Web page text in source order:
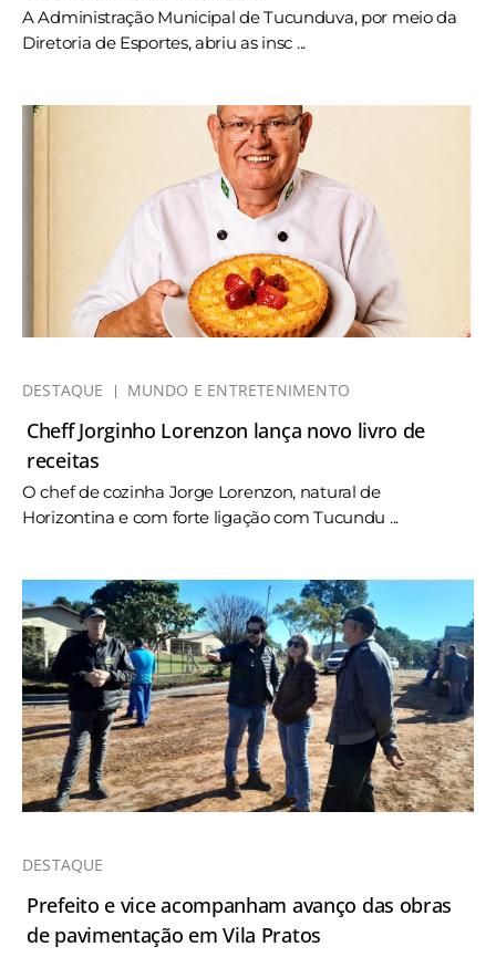
A Administração Municipal de Tucunduva, por meio da
Diretoria de Esportes, abriu as insc ...
DESTAQUE MUNDO E ENTRETENIMENTO
Cheff Jorginho Lorenzon lança novo livro de
receitas
O chef de cozinha Jorge Lorenzon, natural de
Horizontina e com forte ligação com Tucundu ...
DESTAQUE
Prefeito e vice acompanham avanço das obras
de pavimentação em Vila Pratos